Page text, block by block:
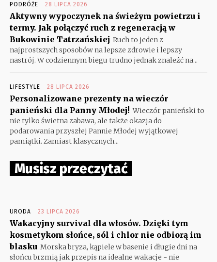
PODRÓŻE 28 LIPCA 2026
Aktywny wypoczynek na świeżym powietrzu i
termy. Jak połączyć ruch z regeneracją w
Bukowinie Tatrzańskiej Ruch to jeden z
najprostszych sposobów na lepsze zdrowie i lepszy
nastrój. W codziennym biegu trudno jednak znaleźć na...
LIFESTYLE 28 LIPCA 2026
Personalizowane prezenty na wieczór
panieński dla Panny Młodej! Wieczór panieński to
nie tylko świetna zabawa, ale także okazja do
podarowania przyszłej Pannie Młodej wyjątkowej
pamiątki. Zamiast klasycznych...
Musisz przeczytać
URODA 23 LIPCA 2026
Wakacyjny survival dla włosów. Dzięki tym
kosmetykom słońce, sól i chlor nie odbiorą im
blasku Morska bryza, kąpiele w basenie i długie dni na
słońcu brzmią jak przepis na idealne wakacje - nie